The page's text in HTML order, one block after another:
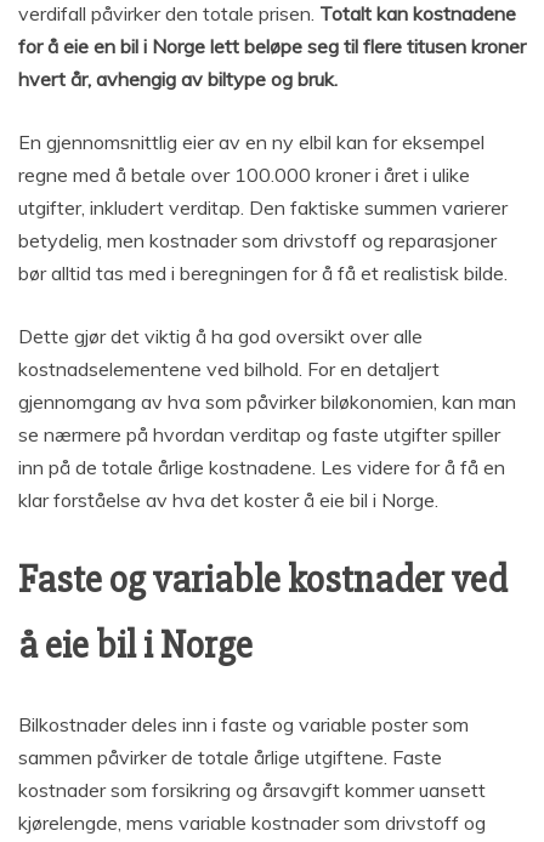
verdifall påvirker den totale prisen. Totalt kan kostnadene
for å eie en bil i Norge lett beløpe seg til flere titusen kroner
hvert år, avhengig av biltype og bruk.
En gjennomsnittlig eier av en ny elbil kan for eksempel
regne med å betale over 100.000 kroner i året i ulike
utgifter, inkludert verditap. Den faktiske summen varierer
betydelig, men kostnader som drivstoff og reparasjoner
bør alltid tas med i beregningen for å få et realistisk bilde.
Dette gjør det viktig å ha god oversikt over alle
kostnadselementene ved bilhold. For en detaljert
gjennomgang av hva som påvirker biløkonomien, kan man
se nærmere på hvordan verditap og faste utgifter spiller
inn på de totale årlige kostnadene. Les videre for å få en
klar forståelse av hva det koster å eie bil i Norge.
Faste og variable kostnader ved
å eie bil i Norge
Bilkostnader deles inn i faste og variable poster som
sammen påvirker de totale årlige utgiftene. Faste
kostnader som forsikring og årsavgift kommer uansett
kjørelengde, mens variable kostnader som drivstoff og